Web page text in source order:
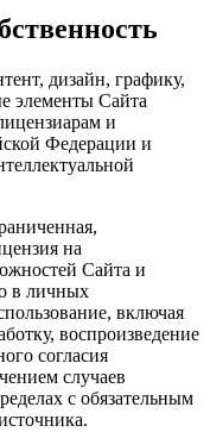
дизайн, графику,
элементы Сайта
и
Федерации и
на
Сайта и
в личных
включая
воспроизведение
согласия
случаев
с обязательным